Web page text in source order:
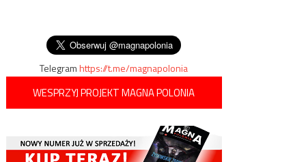
Telegramhttps://t.me/magnapolonia
WESPRZYJ PROJEKT MAGNA POLONIA